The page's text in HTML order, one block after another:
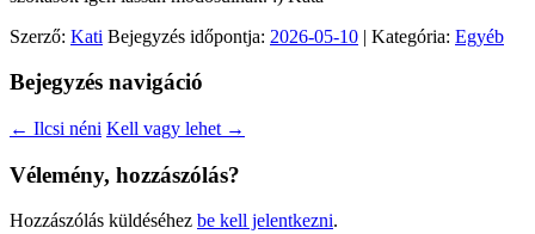
Szerző: Kati Bejegyzés időpontja: 2026-05-10 | Kategória: Egyéb
Bejegyzés navigáció
← Ilcsi néni Kell vagy lehet →
Vélemény, hozzászólás?
Hozzászólás küldéséhez be kell jelentkezni.